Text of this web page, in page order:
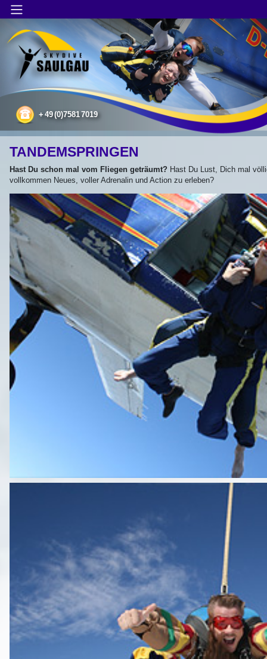
Tandem Skydiving
+ 49(0)75817019
Main Menu
TANDEMSPRINGEN
Hast Du schon mal vom Fliegen geträumt? Hast Du Lust, Dich mal
vollkommen Neues, voller Adrenalin und Action zu erleben?